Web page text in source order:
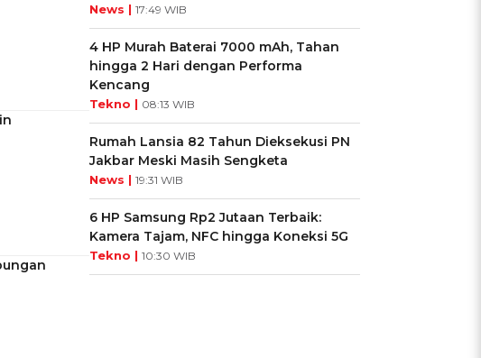
News | 17:49 WIB
4 HP Murah Baterai 7000 mAh, Tahan
hingga 2 Hari dengan Performa
Kencang
Tekno | 08:13 WIB
Rumah Lansia 82 Tahun Dieksekusi PN
Jakbar Meski Masih Sengketa
News | 19:31 WIB
6 HP Samsung Rp2 Jutaan Terbaik:
Kamera Tajam, NFC hingga Koneksi 5G
Tekno | 10:30 WIB